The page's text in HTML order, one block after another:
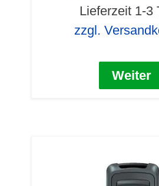
Lieferzeit 1-3
zzgl.
Weiter